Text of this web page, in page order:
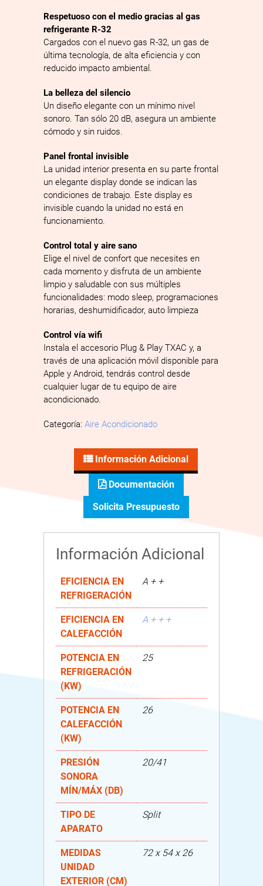
Respetuoso con el medio gracias al gas
refrigerante R-32
Cargados con el nuevo gas R-32, un gas de
última tecnología, de alta eficiencia y con
reducido impacto ambiental.
La belleza del silencio
Un diseño elegante con un mínimo nivel
sonoro. Tan sólo 20 dB, asegura un ambiente
cómodo y sin ruidos.
Panel frontal invisible
La unidad interior presenta en su parte frontal
un elegante display donde se indican las
condiciones de trabajo. Este display es
invisible cuando la unidad no está en
funcionamiento.
Control total y aire sano
Elige el nivel de confort que necesites en
cada momento y disfruta de un ambiente
limpio y saludable con sus múltiples
funcionalidades: modo sleep, programaciones
horarias, deshumidificador, auto limpieza
Control vía wifi
Instala el accesorio Plug & Play TXAC y, a
través de una aplicación móvil disponible para
Apple y Android, tendrás control desde
cualquier lugar de tu equipo de aire
acondicionado.
Categoría: Aire Acondicionado
Información Adicional
Documentación
Solicita Presupuesto
Información Adicional
EFICIENCIA EN
REFRIGERACIÓN
A + +
EFICIENCIA EN
CALEFACCIÓN
A + + +
POTENCIA EN
REFRIGERACIÓN
(KW)
25
POTENCIA EN
CALEFACCIÓN
(KW)
26
PRESIÓN
SONORA
MÍN/MÁX (DB)
20/41
TIPO DE
APARATO
Split
MEDIDAS
UNIDAD
EXTERIOR (CM)
72 x 54 x 26